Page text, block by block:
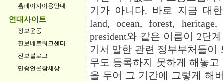
홈페이지이용안내
연대사이트
정보운동
진보네트워크센터
진보블로그
민중언론참세상
기가 아니다. 바로 지금 대
land, ocean, forest, heritage,
president와 같은 이름이 2단
기서 말한 관련 정부부처들이
무도 등록하지 못하게 해놓
을 두어 그 기간에 그렇게 해